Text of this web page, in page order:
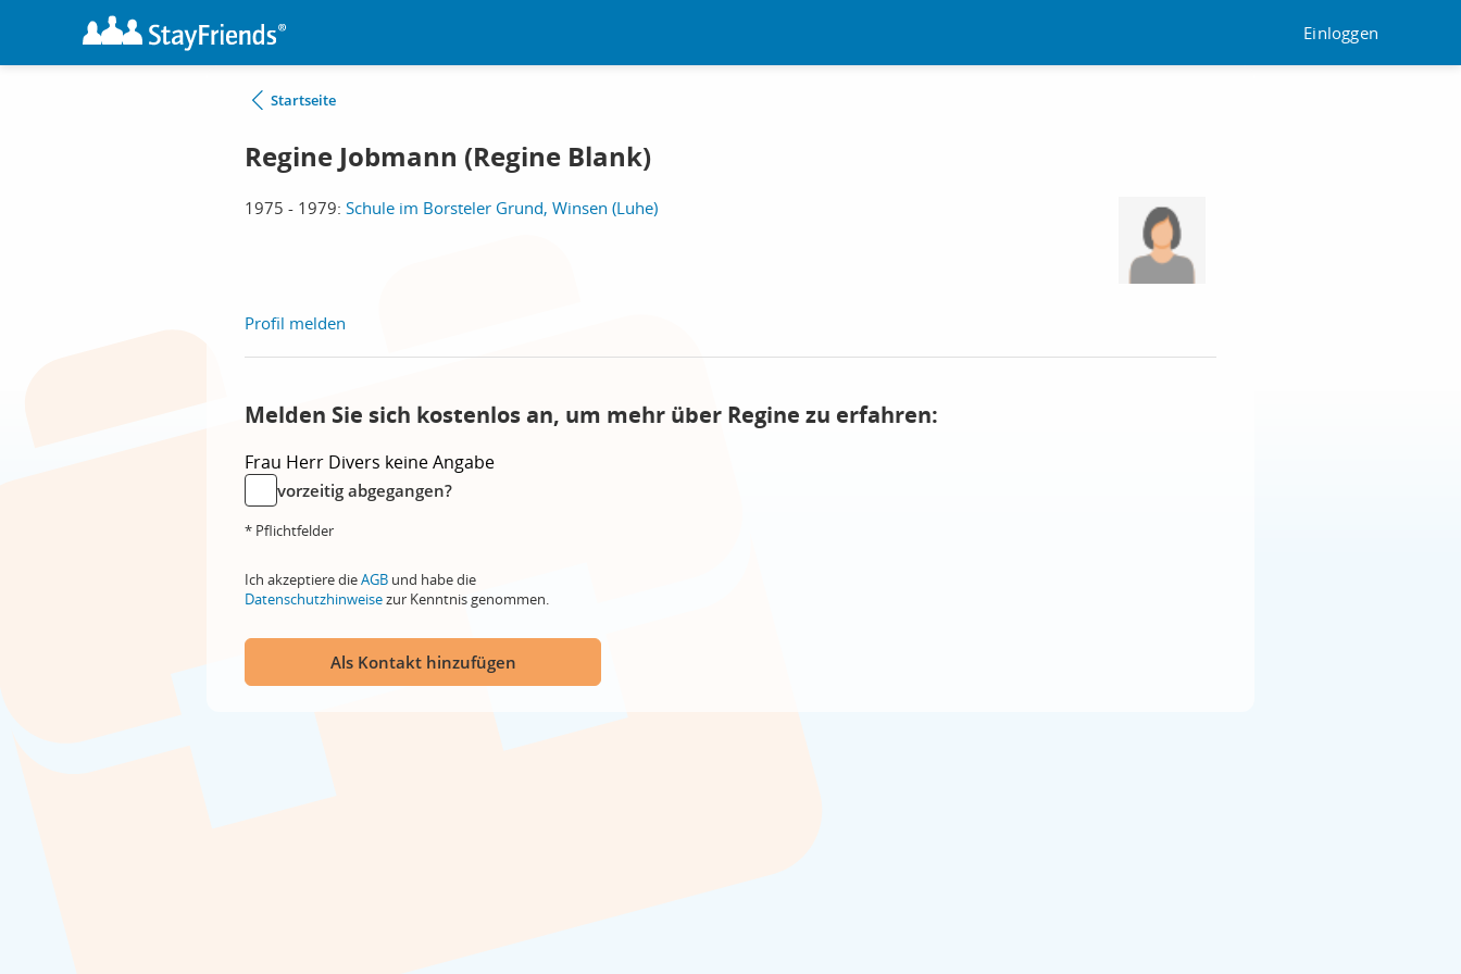
Einloggen
Startseite
Regine Jobmann (Regine Blank)
1975 - 1979: Schule im Borsteler Grund, Winsen (Luhe)
Profil melden
Melden Sie sich kostenlos an, um mehr über Regine zu erfahren:
Frau Herr Divers keine Angabe
vorzeitig abgegangen?
* Pflichtfelder
Ich akzeptiere dieAGB und habe die
Datenschutzhinweisezur Kenntnis genommen.
Als Kontakt hinzufügen